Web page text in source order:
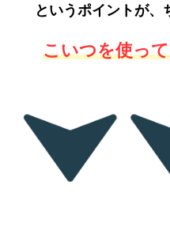
というポイントが、
こいつを使っ